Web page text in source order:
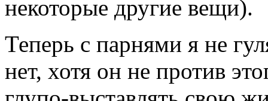
некоторые другие вещи).
Теперь с парнями я не
нет, хотя он не против